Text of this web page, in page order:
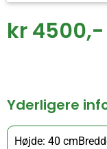
kr 4500,-
Yderligere
Højde: 40 cm